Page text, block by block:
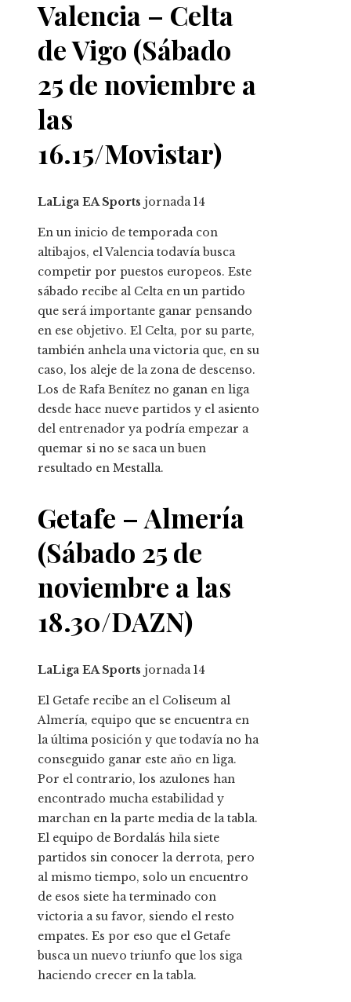
Valencia – Celta
de Vigo (Sábado
25 de noviembre a
las
16.15/Movistar)
LaLiga EA Sports jornada 14
En un inicio de temporada con
altibajos, el Valencia todavía busca
competir por puestos europeos. Este
sábado recibe al Celta en un partido
que será importante ganar pensando
en ese objetivo. El Celta, por su parte,
también anhela una victoria que, en su
caso, los aleje de la zona de descenso.
Los de Rafa Benítez no ganan en liga
desde hace nueve partidos y el asiento
del entrenador ya podría empezar a
quemar si no se saca un buen
resultado en Mestalla.
Getafe – Almería
(Sábado 25 de
noviembre a las
18.30/DAZN)
LaLiga EA Sports jornada 14
El Getafe recibe an el Coliseum al
Almería, equipo que se encuentra en
la última posición y que todavía no ha
conseguido ganar este año en liga.
Por el contrario, los azulones han
encontrado mucha estabilidad y
marchan en la parte media de la tabla.
El equipo de Bordalás hila siete
partidos sin conocer la derrota, pero
al mismo tiempo, solo un encuentro
de esos siete ha terminado con
victoria a su favor, siendo el resto
empates. Es por eso que el Getafe
busca un nuevo triunfo que los siga
haciendo crecer en la tabla.